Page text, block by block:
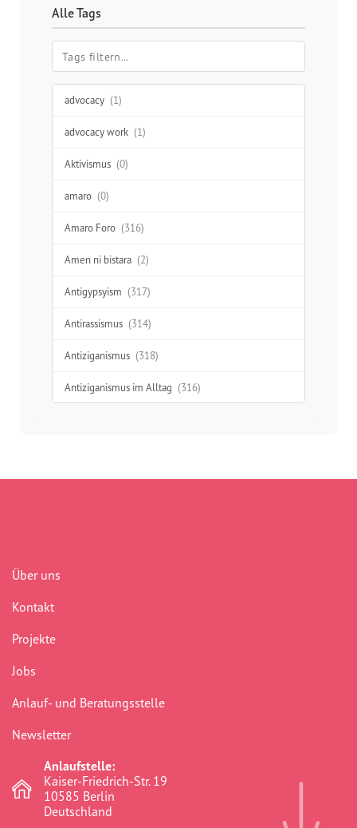
Alle Tags
advocacy (1)
advocacy work (1)
Aktivismus (0)
amaro (0)
Amaro Foro (316)
Amen ni bistara (2)
Antigypsyism (317)
Antirassismus (314)
Antiziganismus (318)
Antiziganismus im Alltag (316)
Austausch (48)
Chancengerechtigkeit
commemoration
Community
crosshairs (0)
Über uns
Kontakt
Projekte
Jobs
Anlauf- und Beratungsstelle
Newsletter
Anlaufstelle:
Kaiser-Friedrich-Str. 19
10585 Berlin
Deutschland